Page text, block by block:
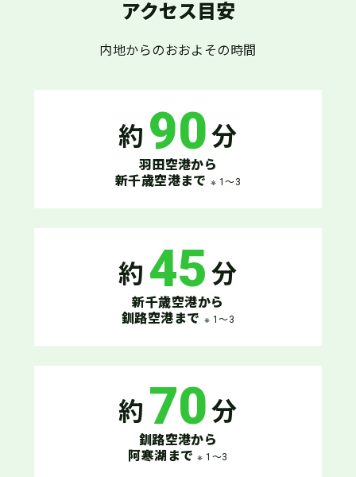
アクセス目安
内地からのおおよその時間
約 90分
羽田空港から
新千歳空港まで ※ 1～3
約 45 分
新千歳空港から
釧路空港まで ※ 1～3
約 70分
釧路空港から
阿寒湖まで ※ 1～3